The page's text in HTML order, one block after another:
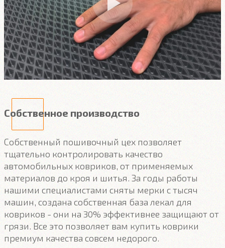
Собственное производство
Собственный пошивочный цех позволяет
тщательно контролировать качество
автомобильных ковриков, от применяемых
материалов до кроя и шитья. За годы работы
нашими специалистами сняты мерки с тысяч
машин, создана собственная база лекал для
ковриков - они на 30% эффективнее защищают от
грязи. Все это позволяет вам купить коврики
премиум качества совсем недорого.